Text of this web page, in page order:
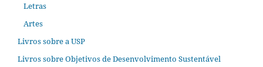
Letras
Artes
Livros sobre a USP
Livros sobre Objetivos de Desenvolvimento Sustentável